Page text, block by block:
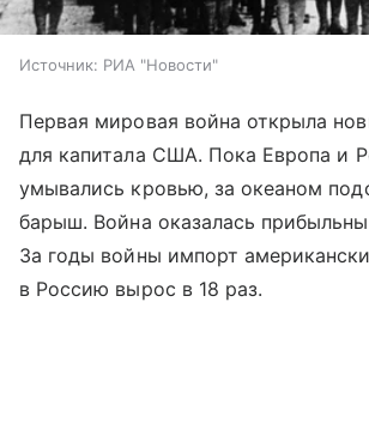
Источник: РИА "Новости"
Первая мировая война открыла
для капитала США. Пока Европа и
умывались кровью, за океаном
барыш. Война оказалась
За годы войны импорт
в Россию вырос в 18 раз.